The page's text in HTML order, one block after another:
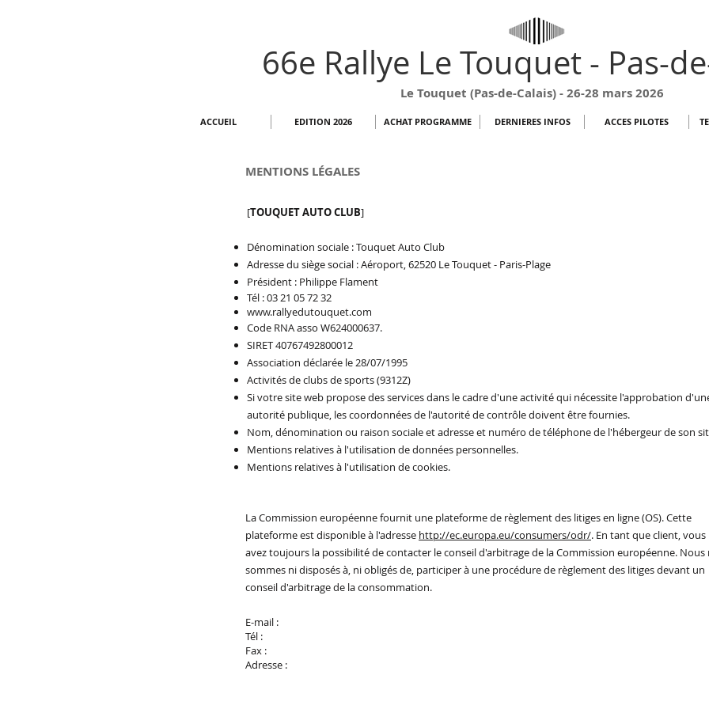
66e Rallye Le Touquet - Pas-
Le Touquet (Pas-de-Calais) - 26-28 mars 2026
ACCUEIL EDITION 2026 ACHAT PROGRAMME DERNIERES INFOS ACCES PILOTES
MENTIONS LÉGALES
[TOUQUET AUTO CLUB]
Dénomination sociale : Touquet Auto Club
Adresse du siège social : Aéroport, 62520 Le Touquet - Paris-Plage
Président : Philippe Flament
Tél : 03 21 05 72 32
www.rallyedutouquet.com
Code RNA asso W624000637.
SIRET 40767492800012
Association déclarée le 28/07/1995
Activités de clubs de sports (9312Z)
Si votre site web propose des services dans le cadre d'une activité qui nécessite l'approbation
autorité publique, les coordonnées de l'autorité de contrôle doivent être fournies. ​​​
Nom, dénomination ou raison sociale et adresse et numéro de téléphone de l'hébergeur de son
Mentions relatives à l'utilisation de données personnelles.
Mentions relatives à l'utilisation de cookies.
La Commission européenne fournit une plateforme de règlement des litiges en ligne (OS). Cette
plateforme est disponible à l'adresse http://ec.europa.eu/consumers/odr/. En tant que client, vous
avez toujours la possibilité de contacter le conseil d'arbitrage de la Commission européenne. Nous
sommes ni disposés à, ni obligés de, participer à une procédure de règlement des litiges devant un
conseil d'arbitrage de la consommation.
E-mail :
Tél :
Fax :
Adresse :